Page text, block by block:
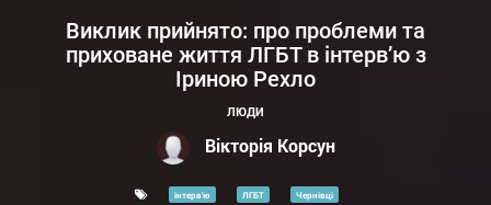
Виклик прийнято: про проблеми та
приховане життя ЛГБТ в інтерв’ю з
Іриною Рехло
ЛЮДИ
Вікторія Корсун
інтерв'ю ЛГБТ Чернівці